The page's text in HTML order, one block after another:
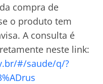
compra de
o produto tem
A consulta é
neste link:
#/saude/q/?